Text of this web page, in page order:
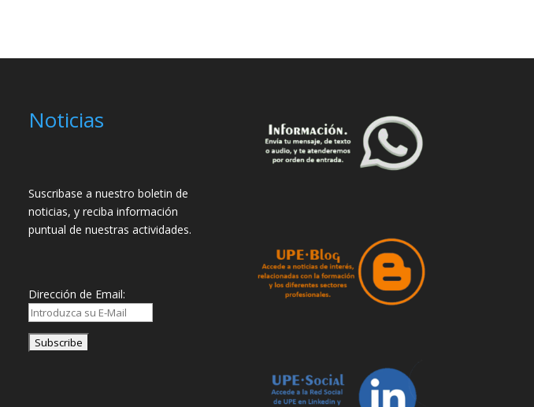
Noticias
Suscribase a nuestro boletin de
noticias, y reciba información
puntual de nuestras actividades.
Dirección de Email: